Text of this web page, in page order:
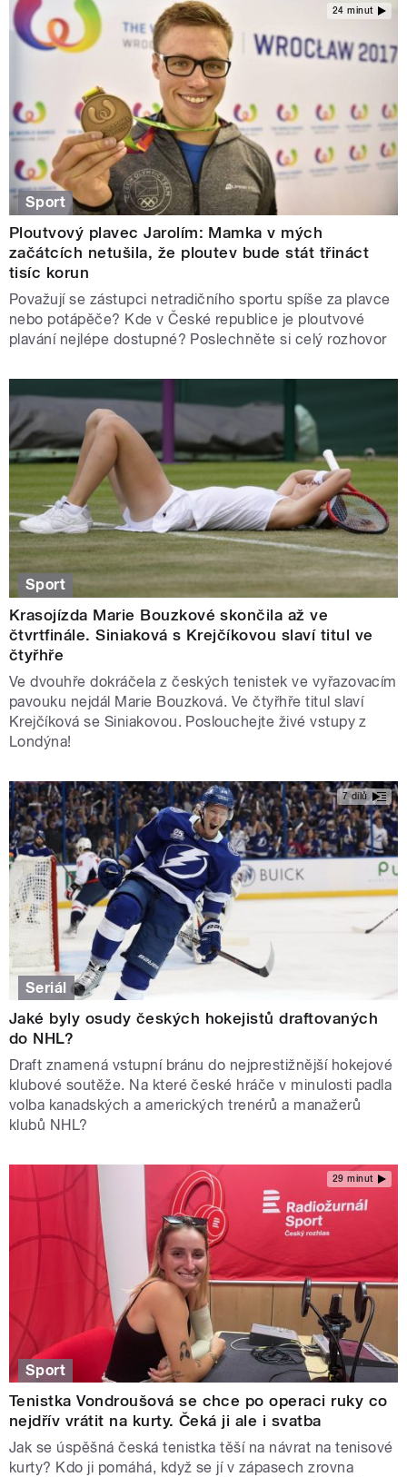
24 minut
Sport
Ploutvový plavec Jarolím: Mamka v mých
začátcích netušila, že ploutev bude stát třináct
tisíc korun
Považují se zástupci netradičního sportu spíše za plavce
nebo potápěče? Kde v České republice je ploutvové
plavání nejlépe dostupné? Poslechněte si celý rozhovor
Sport
Krasojízda Marie Bouzkové skončila až ve
čtvrtfinále. Siniaková s Krejčíkovou slaví titul ve
čtyřhře
Ve dvouhře dokráčela z českých tenistek ve vyřazovacím
pavouku nejdál Marie Bouzková. Ve čtyřhře titul slaví
Krejčíková se Siniakovou. Poslouchejte živé vstupy z
Londýna!
7 dílů
Seriál
Jaké byly osudy českých hokejistů draftovaných
do NHL?
Draft znamená vstupní bránu do nejprestižnější hokejové
klubové soutěže. Na které české hráče v minulosti padla
volba kanadských a amerických trenérů a manažerů
klubů NHL?
29 minut
Sport
Tenistka Vondroušová se chce po operaci ruky co
nejdřív vrátit na kurty. Čeká ji ale i svatba
Jak se úspěšná česká tenistka těší na návrat na tenisové
kurty? Kdo ji pomáhá, když se jí v zápasech zrovna